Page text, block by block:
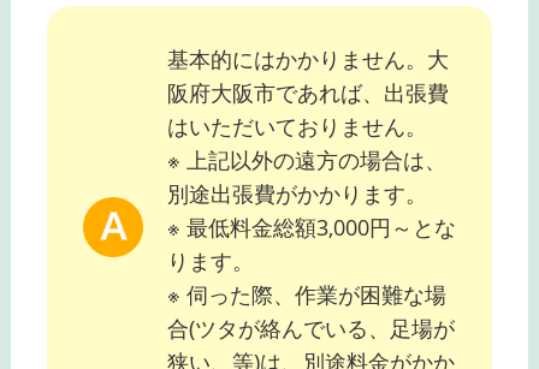
基本的にはかかりません。大
阪府大阪市であれば、出張費
はいただいておりません。
※ 上記以外の遠方の場合は、
別途出張費がかかります。
※ 最低料金総額3,000円～とな
ります。
※ 伺った際、作業が困難な場
合(ツタが絡んでいる、足場が
狭い、等)は、別途料金がかか